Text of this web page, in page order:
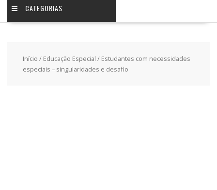
CATEGORIAS
Início / Educação Especial / Estudantes com necessidades
especiais – singularidades e desafio